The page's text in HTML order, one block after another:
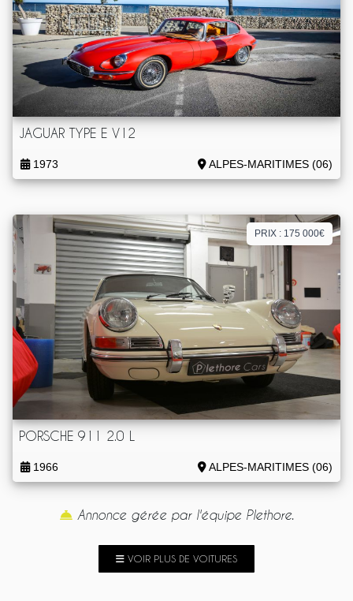
JAGUAR TYPE E V12
1973 ALPES-MARITIMES (06)
PRIX : 175 000€
PORSCHE 911 2.0 L
1966 ALPES-MARITIMES (06)
Annonce gérée par l'équipe Plethore.
VOIR PLUS DE VOITURES